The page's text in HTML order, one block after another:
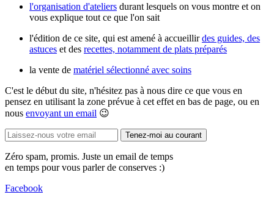
l'organisation d'ateliers durant lesquels on vous montre et on
vous explique tout ce que l'on sait
l'édition de ce site, qui est amené à accueillirdes guides, des
astuces et des recettes, notamment de plats préparés
la vente de matériel sélectionné avec soins
C'est le début du site, n'hésitez pas à nous dire ce que vous en
pensez en utilisant la zone prévue à cet effet en bas de page, ou en
nous envoyant un email 😉
Tenez-moi au courant
Zéro spam, promis. Juste un email de temps
en temps pour vous parler de conserves :)
Facebook